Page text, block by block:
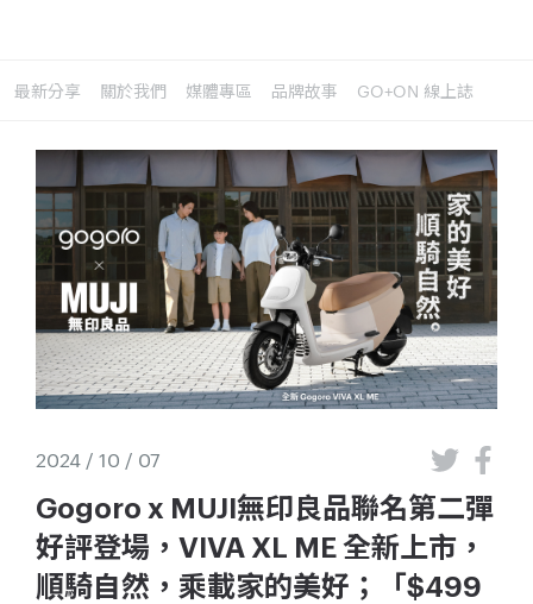
最新分享 關於我們 媒體專區 品牌故事 GO+ON 線上誌
2024 / 10 / 07
Gogoro x MUJI無印良品聯名第二彈
好評登場，VIVA XL ME 全新上市，
順騎自然，乘載家的美好；「$499